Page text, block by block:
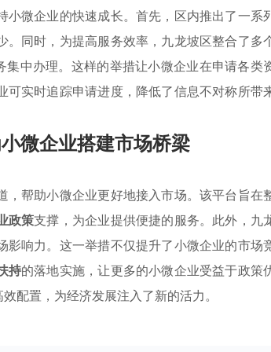
微企业的快速成长。首先，区内推出了一系
。同时，为提高服务效率，九龙坡区整合了多
中办理。这样的举措让小微企业在申请各类
实时追踪申请进度，降低了信息不对称所带
微企业搭建市场桥梁
，帮助小微企业更好地接入市场。该平台旨在
政策支撑，为企业提供便捷的服务。此外，九
响力。这一举措不仅提升了小微企业的市场
持的落地实施，让更多的小微企业受益于政策
配置，为经济发展注入了新的活力。